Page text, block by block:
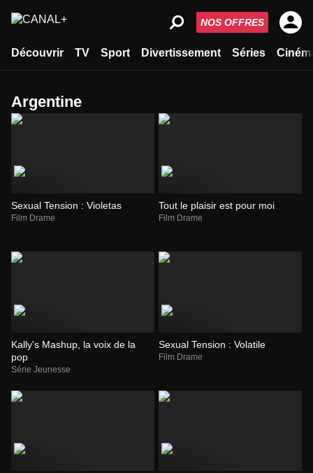
Découvrir TV Sport Divertissement Séries
NOS OFFRES
Argentine
Sexual Tension : Violetas
Film Drame
Tout le plaisir est pour moi
Film Drame
Kally's Mashup, la voix de la
pop
Série Jeunesse
Sexual Tension : Volatile
Film Drame